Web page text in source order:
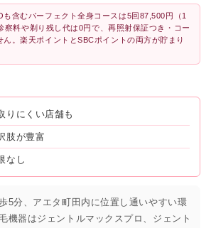
も含むパーフェクト全身コースは5回87,500円（1
察料や剃り残し代は0円で、再照射保証つき・コー
ん。楽天ポイントとSBCポイントの両方が貯まり
りにくい店舗も
肢が豊富
なし
5分、アエタ町田内に位置し通いやすい環
機器はジェントルマックスプロ、ジェント